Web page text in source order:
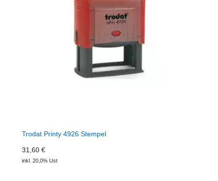
Trodat Printy 4926 Stempel
31,60 €
inkl. 20,0% Ust